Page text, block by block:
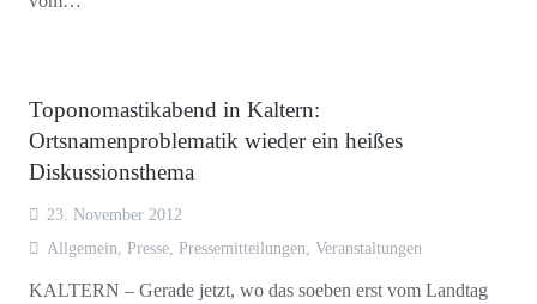
Toponomastikabend in Kaltern:
Ortsnamenproblematik wieder ein heißes
Diskussionsthema
23. November 2012
Allgemein
Presse, Pressemitteilungen Veranstaltungen
KALTERN – Gerade jetzt, wo das soeben erst vom Landtag